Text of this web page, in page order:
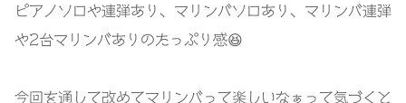
ピアノソロや連弾あり、マリンバソロあり、マリンバ連弾
や2台マリンバありのたっぷり感😆
今回を通して改めてマリンバって楽しいなぁって気づくと